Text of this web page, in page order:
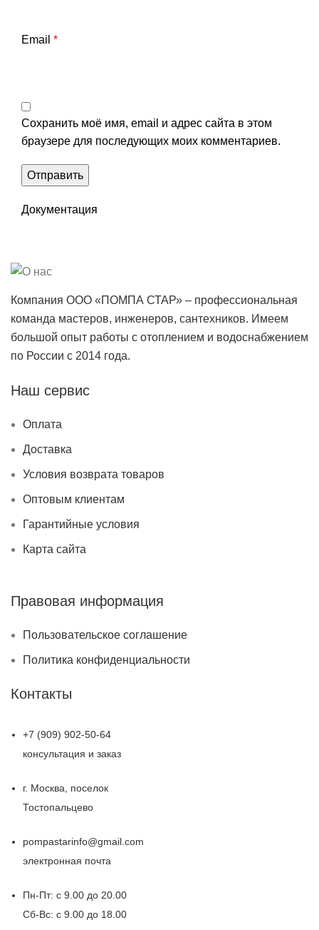
Email *
Сохранить моё имя, email и адрес сайта в этом
браузере для последующих моих комментариев.
Документация
Компания ООО «ПОМПА СТАР» – профессиональная
команда мастеров, инженеров, сантехников. Имеем
большой опыт работы с отоплением и водоснабжением
по России с 2014 года.
Наш сервис
Оплата
Доставка
Условия возврата товаров
Оптовым клиентам
Гарантийные условия
Карта сайта
Правовая информация
Пользовательское соглашение
Политика конфиденциальности
Контакты
+7 (909) 902-50-64
консультация и заказ
г. Москва, поселок
Тостопальцево
pompastarinfo@gmail.com
электронная почта
Пн-Пт: с 9.00 до 20.00
Сб-Вс: с 9.00 до 18.00